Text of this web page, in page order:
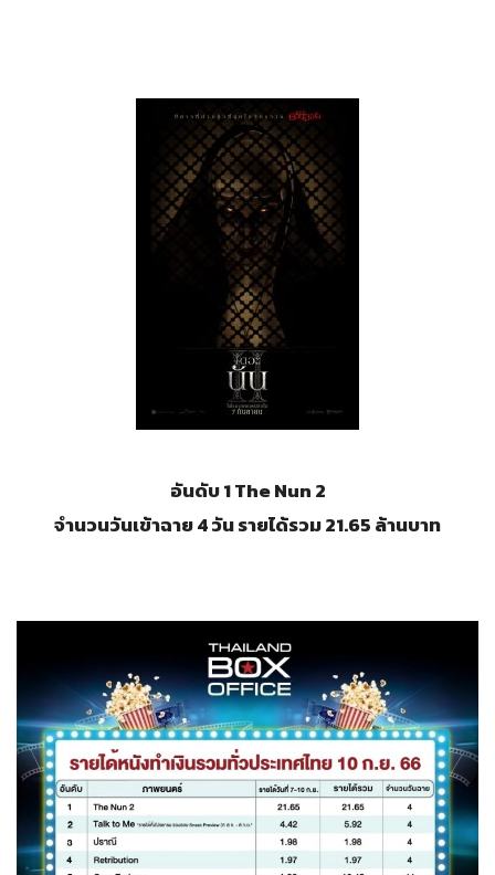
อันดับ 1 The Nun 2
จำนวนวันเข้าฉาย 4 วัน รายได้รวม 21.65 ล้านบาท